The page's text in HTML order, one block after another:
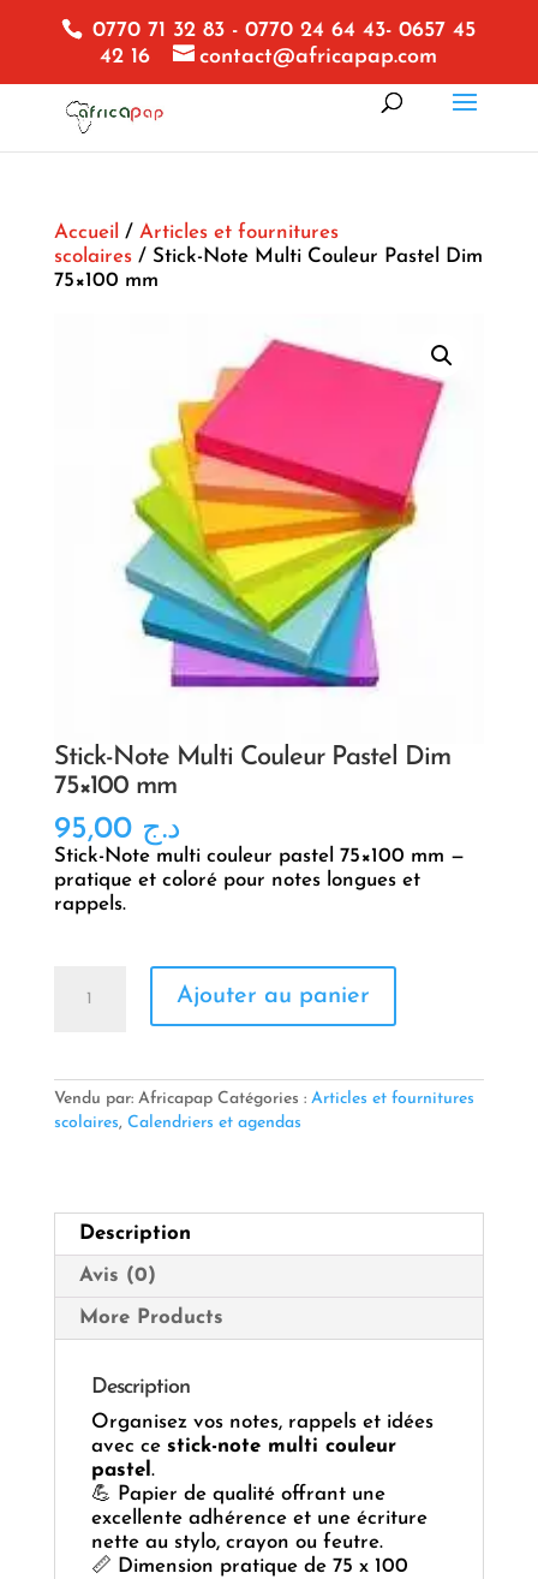
0770 71 32 83 - 0770 24 64 43- 0657 45
42 16
contact@africapap.com
Accueil / Articles et fournitures
scolaires/ Stick-Note Multi Couleur Pastel Dim
75×100 mm
Stick-Note Multi Couleur Pastel Dim
75×100 mm
د.ج 95,00
Stick-Note multi couleur pastel 75×100 mm —
pratique et coloré pour notes longues et
rappels.
Couleur
Pastel
Ajouter au panier
Vendu par: Africapap Catégories : Articles et fournitures
scolaires, Calendriers et agendas
Description
Avis (0)
More Products
Description
Organisez vos notes, rappels et idées
avec ce stick-note multi couleur
pastel .
💪 Papier de qualité offrant une
excellente adhérence et une écriture
nette au stylo, crayon ou feutre.
📏 Dimension pratique de 75 x 100